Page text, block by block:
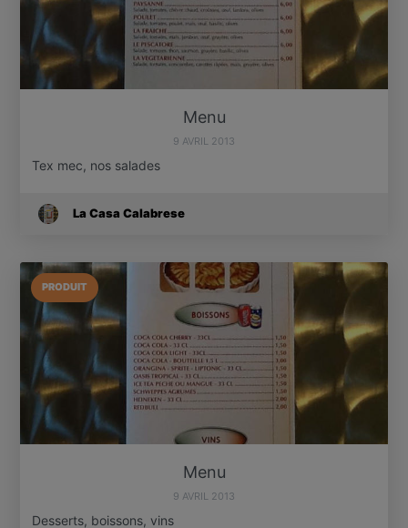
Menu
9 AVRIL 2013
Tex mec, nos salades
La Casa Calabrese
PRODUIT
Menu
9 AVRIL 2013
Desserts, boissons, vins